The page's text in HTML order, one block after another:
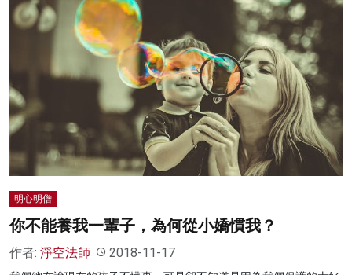
商業
科技
名家榜
灼見活動
明心明僧
你不能養我一輩子，為何從小嬌慣我？
作者: 淨空法師 2018-11-17